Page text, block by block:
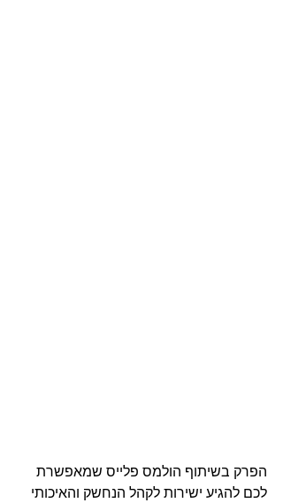
הפרק בשיתוף הולמס פלייס שמאפשרת
לכם להגיע ישירות לקהל הנחשק והאיכותי